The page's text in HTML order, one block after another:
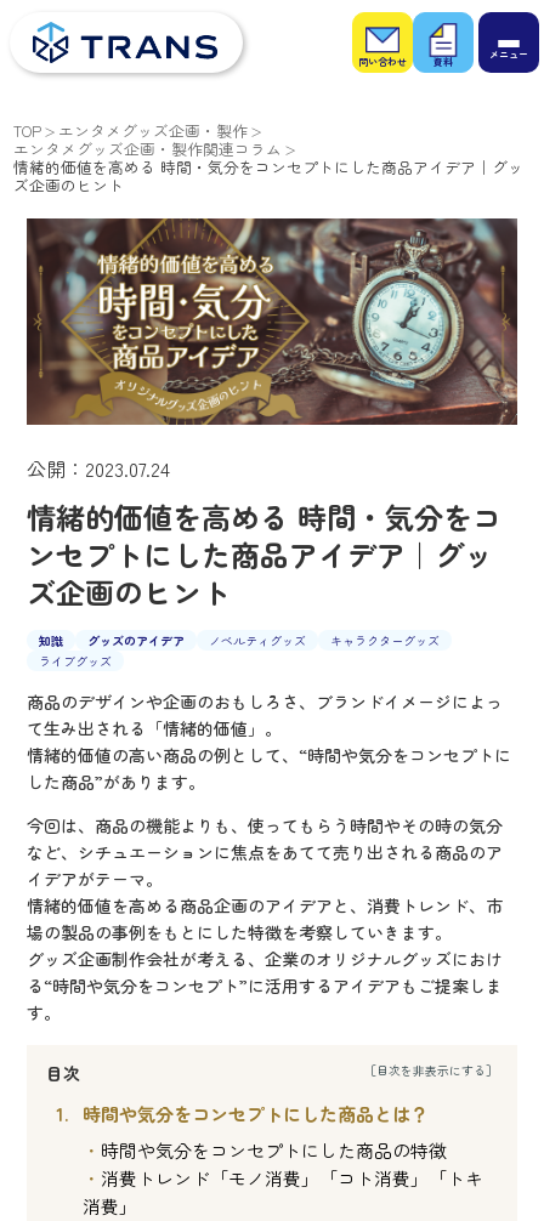
お問
い合
わせ
お役
立ち
資料
TOP エンタメグッズ企画・製作
エンタメグッズ企画・製作関連コラム
情緒的価値を高める 時間・気分をコンセプトにした商品アイデア｜グッ
ズ企画のヒント
公開：2023.07.24
情緒的価値を高める 時間・気分をコ
ンセプトにした商品アイデア｜グッ
ズ企画のヒント
知識 グッズのアイデア ノベルティグッズ
キャラクターグッズ
ライブグッズ
商品のデザインや企画のおもしろさ、ブランドイメージによっ
て生み出される「情緒的価値」。
情緒的価値の高い商品の例として、“時間や気分をコンセプトに
した商品”があります。
今回は、商品の機能よりも、使ってもらう時間やその時の気分
など、シチュエーションに焦点をあてて売り出される商品のア
イデアがテーマ。
情緒的価値を高める商品企画のアイデアと、消費トレンド、市
場の製品の事例をもとにした特徴を考察していきます。
グッズ企画制作会社が考える、企業のオリジナルグッズにおけ
る“時間や気分をコンセプト”に活用するアイデアもご提案しま
す。
目次
時間や気分をコンセプトにした商品とは？
時間や気分をコンセプトにした商品の特徴
消費トレンド「モノ消費」「コト消費」「トキ
消費」